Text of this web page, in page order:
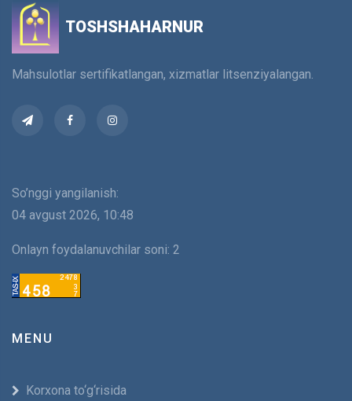
TOSHSHAHARNUR
Mahsulotlar sertifikatlangan, xizmatlar litsenziyalangan.
So’nggi yangilanish:
04 avgust 2026, 10:48
Onlayn foydalanuvchilar soni: 2
MENU
Korxona to‘g‘risida